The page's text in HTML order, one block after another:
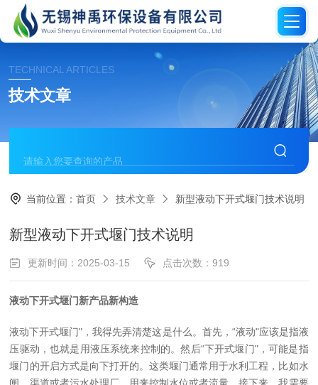
TECHNICAL ARTICLES
技术文章
当前位置：首页 技术文章 新型液动下开式堰门技术说明
新型液动下开式堰门技术说明
更新时间：2025-03-15 点击次数：919
液动下开式堰门新产品新构造
液动下开式堰门"，我得先弄清楚这是什么。首先，“液动"应该是指液
压驱动，也就是用液压系统来控制的。然后“下开式堰门"，可能是指
堰门的开启方式是向下打开的。这类堰门通常用于水利工程，比如水
闸、渠道或者污水处理厂，用来控制水位或者流量。接下来，我需要